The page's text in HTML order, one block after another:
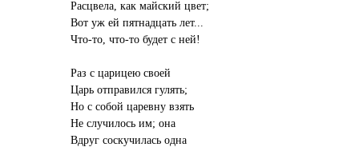
Расцвела, как майский цвет;
Вот уж ей пятнадцать лет...
Что-то, что-то будет с ней!
Раз с царицею своей
Царь отправился гулять;
Но с собой царевну взять
Не случилось им; она
Вдруг соскучилась одна